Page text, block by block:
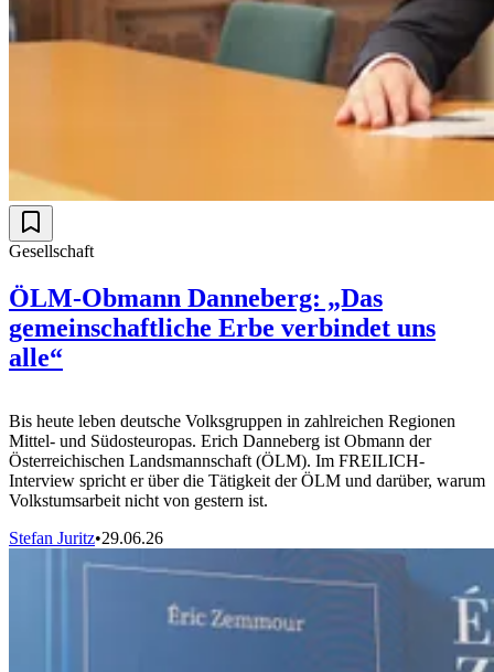
Gesellschaft
ÖLM-Obmann Danneberg: „Das
gemeinschaftliche Erbe verbindet uns
alle“
Bis heute leben deutsche Volksgruppen in zahlreichen Regionen
Mittel- und Südosteuropas. Erich Danneberg ist Obmann der
Österreichischen Landsmannschaft (ÖLM). Im FREILICH-
Interview spricht er über die Tätigkeit der ÖLM und darüber, warum
Volkstumsarbeit nicht von gestern ist.
Stefan Juritz•29.06.26